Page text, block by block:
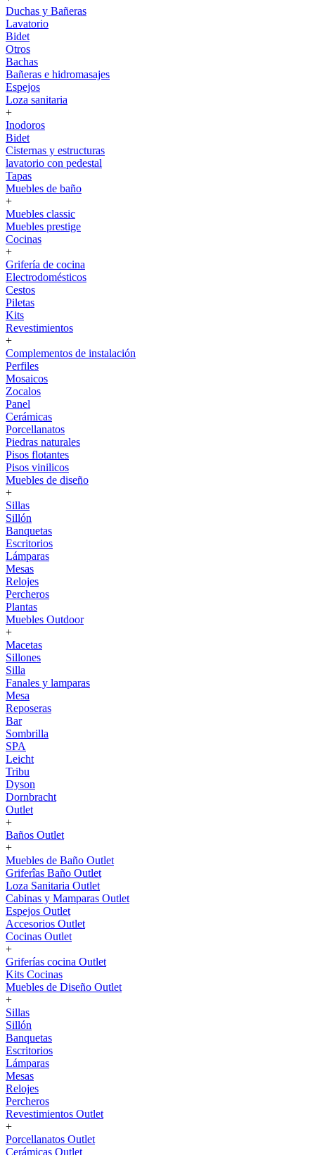
Duchas y Bañeras
Lavatorio
Bidet
Otros
Bachas
Bañeras e hidromasajes
Espejos
Loza sanitaria
+
Inodoros
Bidet
Cisternas y estructuras
lavatorio con pedestal
Tapas
Muebles de baño
+
Muebles classic
Muebles prestige
Cocinas
+
Grifería de cocina
Electrodomésticos
Cestos
Piletas
Kits
Revestimientos
+
Complementos de instalación
Perfiles
Mosaicos
Zocalos
Panel
Cerámicas
Porcellanatos
Piedras naturales
Pisos flotantes
Pisos vinilicos
Muebles de diseño
+
Sillas
Sillón
Banquetas
Escritorios
Lámparas
Mesas
Relojes
Percheros
Plantas
Muebles Outdoor
+
Macetas
Sillones
Silla
Fanales y lamparas
Mesa
Reposeras
Bar
Sombrilla
SPA
Leicht
Tribu
Dyson
Dornbracht
Outlet
+
Baños Outlet
+
Muebles de Baño Outlet
Griferîas Baño Outlet
Loza Sanitaria Outlet
Cabinas y Mamparas Outlet
Espejos Outlet
Accesorios Outlet
Cocinas Outlet
+
Griferías cocina Outlet
Kits Cocinas
Muebles de Diseño Outlet
+
Sillas
Sillón
Banquetas
Escritorios
Lámparas
Mesas
Relojes
Percheros
Revestimientos Outlet
+
Porcellanatos Outlet
Cerámicas Outlet